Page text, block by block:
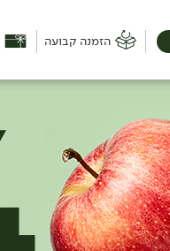
הזמנה קבועה